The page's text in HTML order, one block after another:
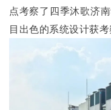
点考察了四季沐歌济
目出色的系统设计获考